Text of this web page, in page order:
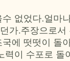
없었다.얼마
가.주장으로
에 떳떳이 돌
력이 수포로 돌